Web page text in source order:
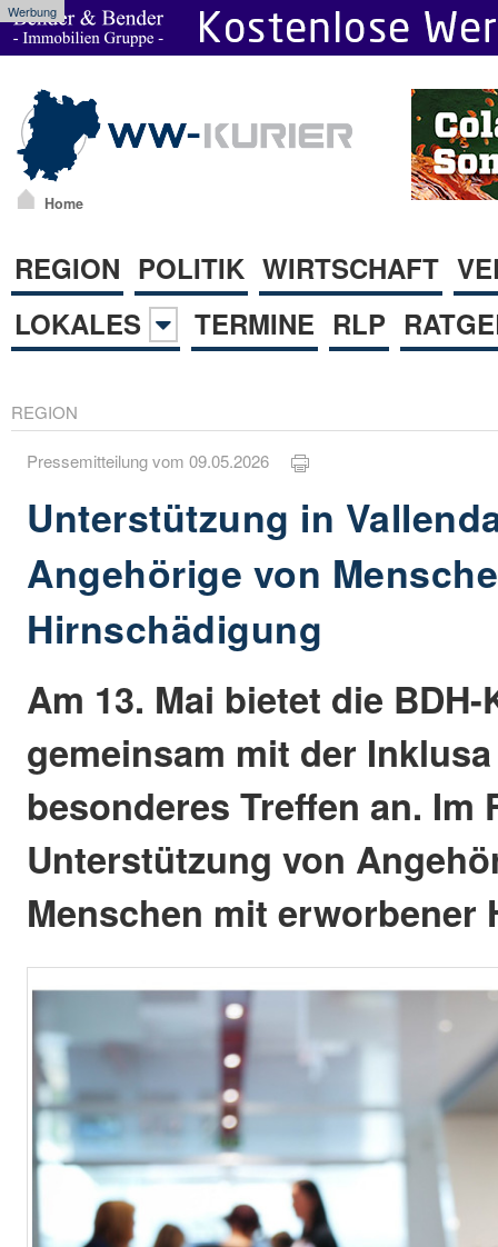
Werbung
Home
REGION POLITIK WIRTSCHAFT
LOKALES
TERMINE RLP
REGION
Pressemitteilung vom 09.05.2026
Unterstützung in
Angehörige von
Hirnschädigung
Am 13. Mai bietet die
gemeinsam mit der
besonderes Treffen an. Im
Unterstützung von
Menschen mit erworbener